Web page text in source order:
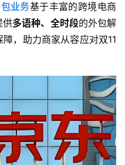
业务基于丰富的跨境电商
供多语种、全时段的外包解
，助力商家从容应对双11